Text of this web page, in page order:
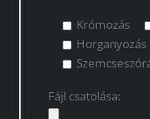
Krómozás
Horganyozás
Fájl csatolása: